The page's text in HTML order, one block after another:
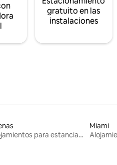
gratuito en las
instalaciones
Alojamientos para estancias largas
Miami